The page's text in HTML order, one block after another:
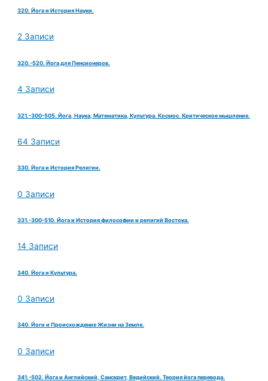
320. Йога и История Науки.
2 Записи
320.-520. Йога для Пенсионеров.
4 Записи
321.-300-505. Йога, Наука, Математика, Культура. Космос. Критическое мышление.
64 Записи
330. Йога и История Религии.
0 Записи
331.-300-510. Йога и История философии и религий Востока.
14 Записи
340. Йога и Культура.
0 Записи
340. Йоги и Происхождение Жизни на Земле.
0 Записи
341.-502. Йога и Английский, Санскрит, Ведийский. Теория йога перевода.